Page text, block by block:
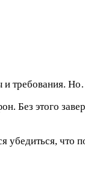
и требования.
Без этого
что